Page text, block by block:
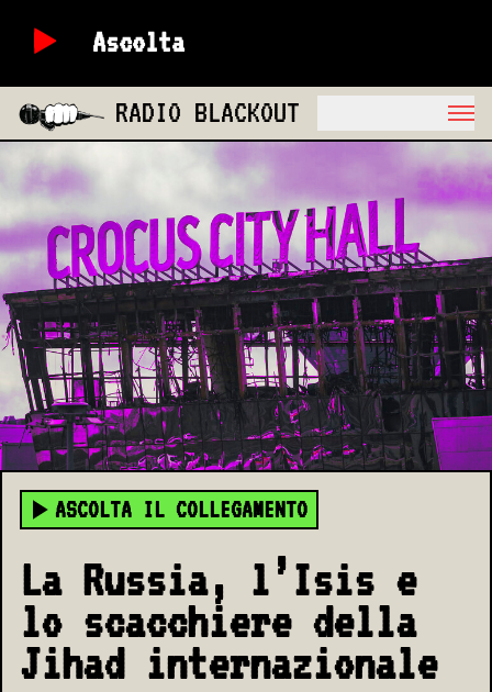
Ascolta
RADIO BLACKOUT
ASCOLTA IL COLLEGAMENTO
La Russia, l’Isis e
lo scacchiere della
Jihad internazionale